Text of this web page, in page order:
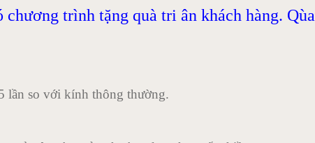
trình tặng quà tri ân khách hàng.
lần so với kính thông thường.